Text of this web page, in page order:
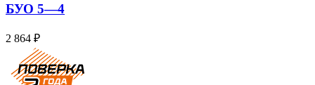
БУО 5—4
2 864 ₽